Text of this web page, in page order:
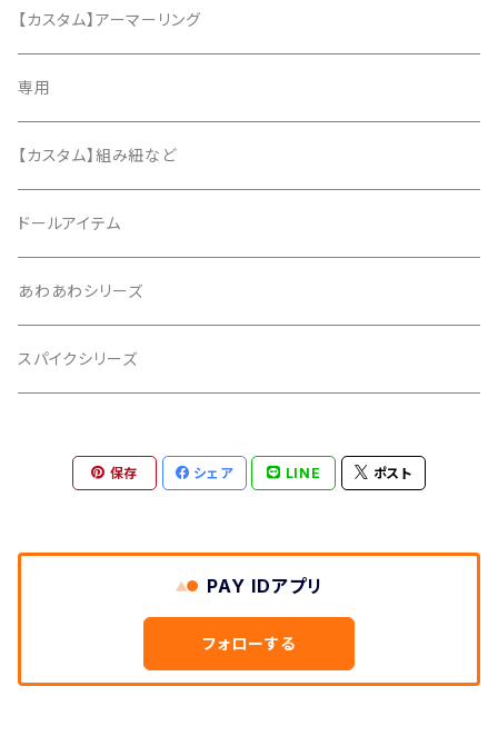
2020年7月
2020年8月
2020年9月
2020年10月
2020年11月
2021年1月
2021年3月
2021年5月
【カスタム】アーマーリング
専用
【カスタム】組み紐など
ドールアイテム
あわあわシリーズ
スパイクシリーズ
保存 シェア LINE ポスト
PAY IDアプリ
フォローする